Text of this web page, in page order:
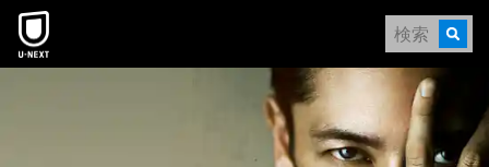
本文へスキップ